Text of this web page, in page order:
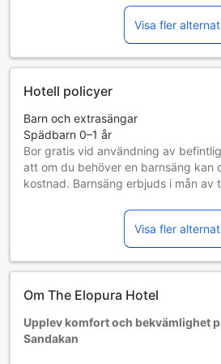
Visa fler
Hotell policyer
Barn och extrasängar
Spädbarn 0–1 år
Bor gratis vid användning av
att om du behöver en barnsäng kan
kostnad. Barnsäng erbjuds i mån av
Bor gratis om befintliga sängar
Gäster 7 år och äldre betraktas som
Tillgång av extrasängar beror på
god kontrollera rummets beläggning
och tillägg gäller.
Visa fler
Om The Elopura Hotel
Upplev komfort och bekvämlighet
Sandakan